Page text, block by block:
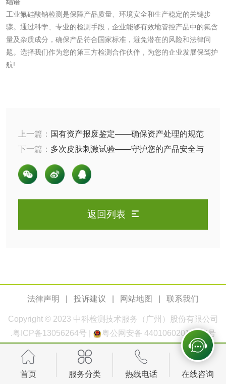
结语
工业氟硅酸钠检测是保障产品质量、环境安全和生产稳定的关键步
骤。通过科学、专业的检测手段，企业能够有效地管控产品中的氟含
量及杂质成分，确保产品符合国家标准，避免潜在的风险和法律问
题。选择我们作为您的第三方检测合作伙伴，为您的企业发展保驾护
航!
上一篇： 国有资产报废鉴定——确保资产处理的规范
与公正
下一篇： 多次皮肤刺激试验——守护您的产品安全与
用户健康
返回列表
法律声明 投诉建议 网站地图 联系我们
Copyright © 2023 中科检测 技术服务（广州）股份有限公司
.粤ICP备13056264号 粤公网安备 44010602011168号
首页 服务分类 热线电话 在线咨询
化工助剂检测 涂料助剂检测
化工原料检测 化学品检测
油墨检测 凹版油墨和柔印油
墨检测
玻璃画颜料检测
水性印刷油墨检测
生物柴油检测 生物质燃料检测
防冻液检测 润滑油运动粘度检
测
齿轮油检测